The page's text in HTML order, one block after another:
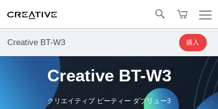
Creative BT-W3 購入
トップへ戻る
Creative BT-W3
クリエイティブ ビーティー ダブリュー3